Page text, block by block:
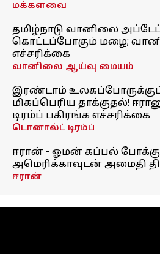
மக்களவை
தமிழ்நாடு வானிலை
கொட்டப்போகும் மழை;
எச்சரிக்கை
வானிலை ஆய்வு மையம்
இரண்டாம்
மிகப்பெரிய தாக்குதல்!
டிரம்ப் பகிரங்க எச்சரிக்கை
டொனால்ட் டிரம்ப்
ஈரான் - ஓமன் கப்பல்
அமெரிக்காவுடன் அமைதி
ஈரான்